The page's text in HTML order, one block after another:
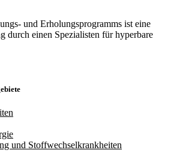
und Erholungsprogramms ist eine
durch einen Spezialisten für hyperbare
und Stoffwechselkrankheiten